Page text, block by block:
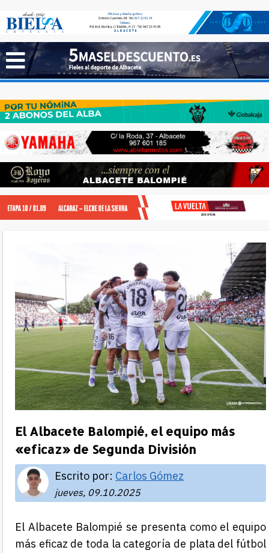
El Albacete Balompié, el equipo más
«eficaz» de Segunda División
Escrito por: Carlos Gómez
jueves, 09.10.2025
El Albacete Balompié se presenta como el equipo
más eficaz de toda la categoría de plata del fútbol